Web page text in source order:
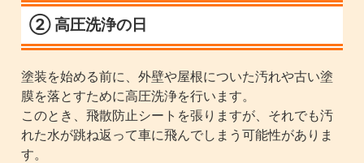
② 高圧洗浄の日
塗装を始める前に、外壁や屋根についた汚れや古い塗
膜を落とすために高圧洗浄を行います。
このとき、飛散防止シートを張りますが、それでも汚
れた水が跳ね返って車に飛んでしまう可能性がありま
す。